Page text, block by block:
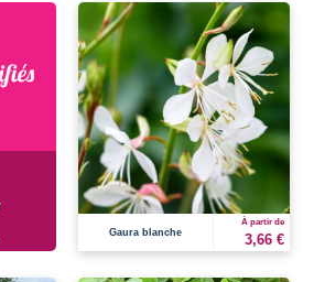
Gaura blanche
À partir de
3,66 €